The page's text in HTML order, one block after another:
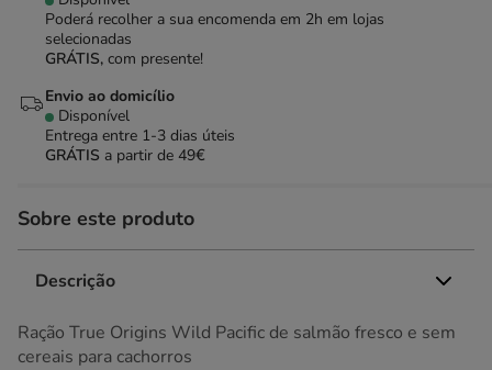
Poderá recolher a sua encomenda em 2h em lojas
selecionadas
GRÁTIS, com presente!
Envio ao domicílio
Disponível
Entrega entre 1-3 dias úteis
GRÁTIS a partir de 49€
Sobre este produto
Descrição
Ração True Origins Wild Pacific de salmão fresco e sem
cereais para cachorros